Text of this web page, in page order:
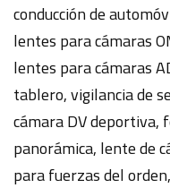
conducción de
lentes para cámaras
lentes para cámaras
tablero, vigilancia de
cámara DV deportiva,
panorámica, lente de
para fuerzas del